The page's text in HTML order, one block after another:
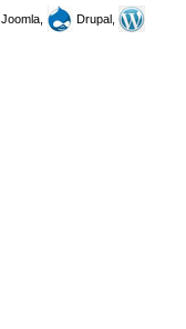
Joomla,
Drupal,